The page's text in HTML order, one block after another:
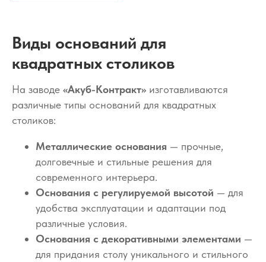
Виды оснований для
квадратных столиков
На заводе «Акуб-Контракт» изготавливаются
различные типы оснований для квадратных
столиков:
Металлические основания — прочные,
долговечные и стильные решения для
современного интерьера.
Основания с регулируемой высотой — для
удобства эксплуатации и адаптации под
различные условия.
Основания с декоративными элементами —
для придания столу уникального и стильного